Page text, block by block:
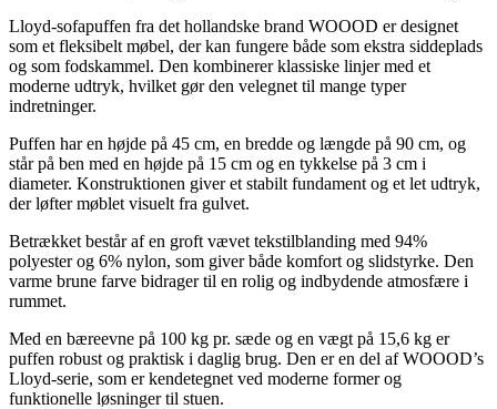
Lloyd-sofapuffen fra det hollandske brand WOOOD er designet
som et fleksibelt møbel, der kan fungere både som ekstra siddeplads
og som fodskammel. Den kombinerer klassiske linjer med et
moderne udtryk, hvilket gør den velegnet til mange typer
indretninger.
Puffen har en højde på 45 cm, en bredde og længde på 90 cm, og
står på ben med en højde på 15 cm og en tykkelse på 3 cm i
diameter. Konstruktionen giver et stabilt fundament og et let udtryk,
der løfter møblet visuelt fra gulvet.
Betrækket består af en groft vævet tekstilblanding med 94%
polyester og 6% nylon, som giver både komfort og slidstyrke. Den
varme brune farve bidrager til en rolig og indbydende atmosfære i
rummet.
Med en bæreevne på 100 kg pr. sæde og en vægt på 15,6 kg er
puffen robust og praktisk i daglig brug. Den er en del af WOOOD’s
Lloyd-serie, som er kendetegnet ved moderne former og
funktionelle løsninger til stuen.